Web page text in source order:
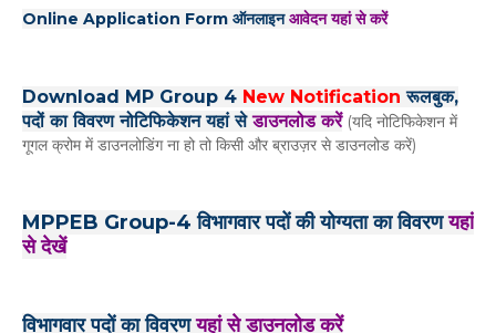
Online Application Form ऑनलाइनआवेदन यहां से करें
Download MP Group 4 New Notification रूलबुक,
पदों का विवरण नोटिफिकेशन यहां सेडाउनलोड करें(यदि नोटिफिकेशन में
गूगल क्रोम में डाउनलोडिंग ना हो तो किसी और ब्राउज़र से डाउनलोड करें)
MPPEB Group-4 विभागवार पदों की योग्यता का विवरणयहां
से देखें
विभागवार पदों का विवरणयहां से डाउनलोड करें